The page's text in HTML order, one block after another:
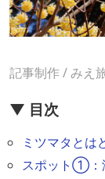
記事制作 / みえ
▼ 目次
ミツマタとは
スポット①：